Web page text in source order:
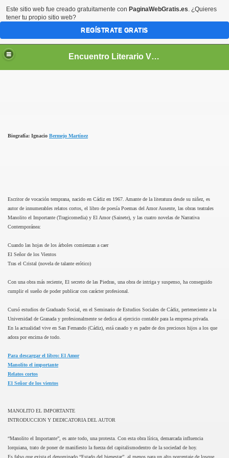
Encuentro Literario Virtual
Biografía: Ignacio Bermejo Martínez
Escritor de vocación temprana, nacido en Cádiz en 1967. Amante de la literatura desde su niñez, es
autor de innumerables relatos cortos, el libro de poesía Poemas del Amor Ausente, las obras teatrales
Manolito el Importante (Tragicomedia) y El Amor (Sainete), y las cuatro novelas de Narrativa
Contemporánea:
Cuando las hojas de los árboles comienzan a caer
El Señor de los Vientos
Tras el Cristal (novela de talante erótico)
Con una obra más reciente, El secreto de las Piedras, una obra de intriga y suspenso, ha conseguido
cumplir el sueño de poder publicar con carácter profesional.
Cursó estudios de Graduado Social, en el Seminario de Estudios Sociales de Cádiz, perteneciente a la
Universidad de Granada y profesionalmente se dedica al ejercicio contable para la empresa privada.
En la actualidad vive en San Fernando (Cádiz), está casado y es padre de dos preciosos hijos a los que
adora por encima de todo.
Para descargar el libro: El Amor
Manolito el importante
Relatos cortos
El Señor de los vientos
MANOLITO EL IMPORTANTE
INTRODUCCION Y DEDICATORIA DEL AUTOR
“Manolito el Importante”, es ante todo, una protesta. Con esta obra lírica, demarcada influencia
lorquiana, trato de poner de manifiesto la fuerza del capitalismodentro de la sociedad de hoy.
Es falso que exista el denominado “Estado del bienestar”, al menos para un alto porcentaje de losque
Este sitio web fue creado gratuitamente con PaginaWebGratis.es. ¿Quieres
tener tu propio sitio web?
REGÍSTRATE GRATIS